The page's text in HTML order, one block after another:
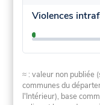
Violences
≈ : valeur non publiée
communes du
l'Intérieur), base